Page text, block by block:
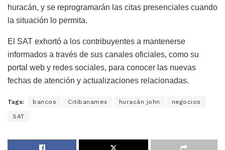
huracán, y se reprogramarán las citas presenciales cuando
la situación lo permita.
El SAT exhortó a los contribuyentes a mantenerse
informados a través de sus canales oficiales, como su
portal web y redes sociales, para conocer las nuevas
fechas de atención y actualizaciones relacionadas.
Tags: bancos Citibanamex huracán john negocios
SAT